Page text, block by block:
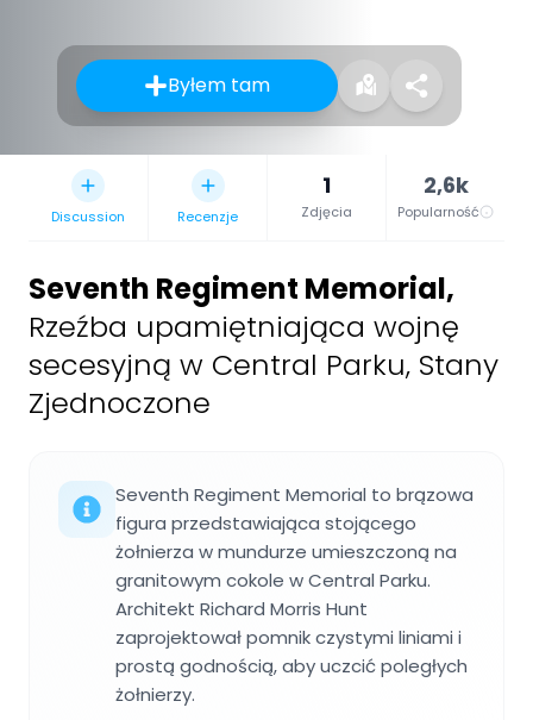
Byłem tam
Discussion Recenzje
1
Zdjęcia
2,6k
Popularność
Seventh Regiment Memorial,
Rzeźba upamiętniająca wojnę
secesyjną w Central Parku, Stany
Zjednoczone
Seventh Regiment Memorial to brązowa
figura przedstawiająca stojącego
żołnierza w mundurze umieszczoną na
granitowym cokole w Central Parku.
Architekt Richard Morris Hunt
zaprojektował pomnik czystymi liniami i
prostą godnością, aby uczcić poległych
żołnierzy.